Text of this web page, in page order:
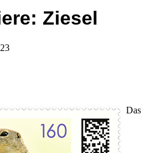
Ziesel
Das